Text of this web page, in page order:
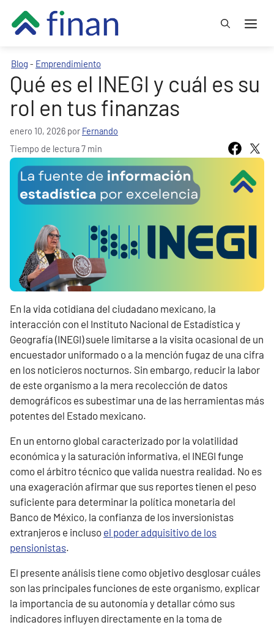
contenido
Blog - Emprendimiento
Qué es el INEGI y cuál es su
rol en tus finanzas
enero 10, 2026 por Fernando
Tiempo de lectura 7 min
En la vida cotidiana del ciudadano mexicano, la
interacción con el Instituto Nacional de Estadística y
Geografía (INEGI) suele limitarse a la visita ocasional de un
encuestador uniformado o a la mención fugaz de una cifra
en los noticieros nocturnos. Sin embargo, reducir la labor
de este organismo a la mera recolección de datos
demográficos es subestimar una de las herramientas más
potentes del Estado mexicano.
En un entorno global caracterizado por la volatilidad
económica y la saturación informativa, el INEGI funge
como el árbitro técnico que valida nuestra realidad. No es
una exageración afirmar que sus reportes tienen el peso
suficiente para determinar la política monetaria del
Banco de México, la confianza de los inversionistas
extranjeros e incluso el poder adquisitivo de los
pensionistas.
El presente análisis tiene como objetivo desglosar cuáles
son las principales funciones de este organismo, explicar
la importancia de su autonomía y detallar cómo sus
indicadores influyen directamente en la toma de